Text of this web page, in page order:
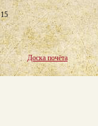
Доска почёта